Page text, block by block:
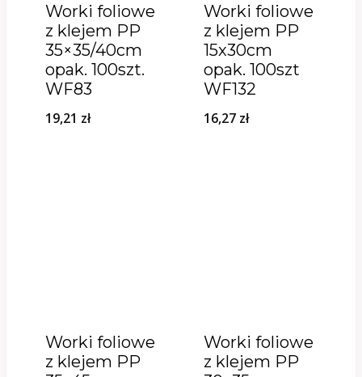
Worki foliowe
z klejem PP
35×35/40cm
opak. 100szt.
WF83
19,21 zł
Worki foliowe
z klejem PP
15x30cm
opak. 100szt
WF132
16,27 zł
Worki foliowe
z klejem PP
Worki foliowe
z klejem PP